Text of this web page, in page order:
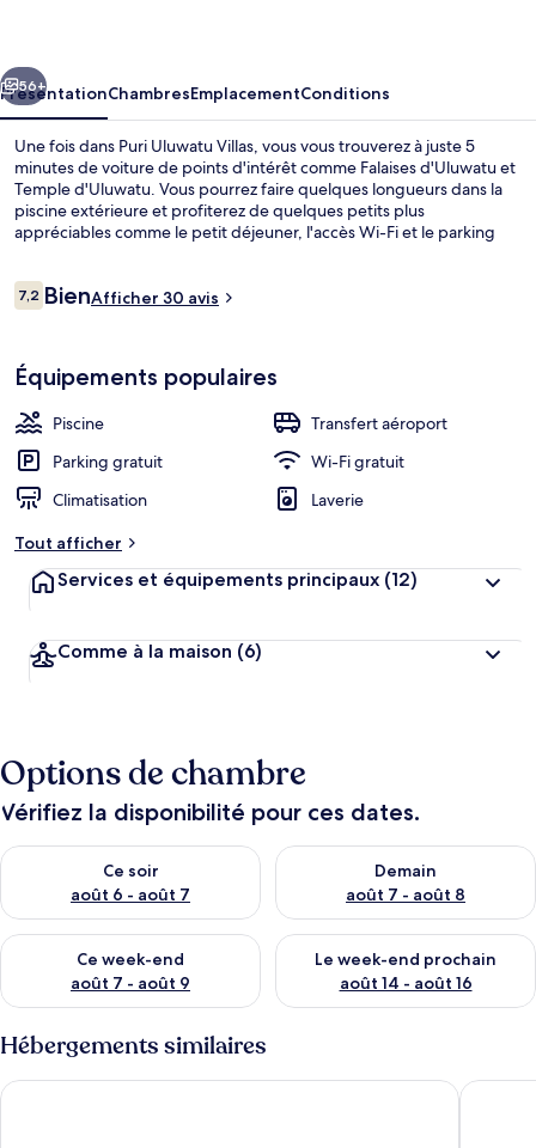
Suivant
56+
PrésentationChambresEmplacementConditions
Une fois dans Puri Uluwatu Villas, vous vous trouverez à juste 5
minutes de voiture de points d'intérêt comme Falaises d'Uluwatu et
Temple d'Uluwatu. Vous pourrez faire quelques longueurs dans la
piscine extérieure et profiterez de quelques petits plus
appréciables comme le petit déjeuner, l'accès Wi-Fi et le parking
Avis
voyageurs
7,27,2 sur 10
BienAfficher 30 avis
Équipements populaires
Piscine
Transfert aéroport
Parking gratuit
Wi-Fi gratuit
Climatisation
Laverie
Tout afficher
Services et équipements principaux (12)
Comme à la maison (6)
Options de chambre
Vérifiez la disponibilité pour ces dates.
Ce soir
août 6 - août 7
Vérifier la disponibilité pour ce soir août 6 - août 7
Demain
août 7 - août 8
Vérifier la disponibilité pour
Ce week-end
août 7 - août 9
Vérifier la disponibilité pour ce week-end août 7 - août 9
Le week-end prochain
août 14 - août 16
Vérifier la disponibilité pour
Hébergements similaires
D' Padang Le Cliff